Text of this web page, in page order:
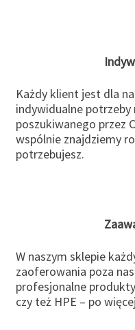
Każdy klient jest dla
indywidualne
poszukiwanego przez
wspólnie znajdziemy
potrzebujesz.
W naszym sklepie
zaoferowania poza
profesjonalne
czy też HPE – po